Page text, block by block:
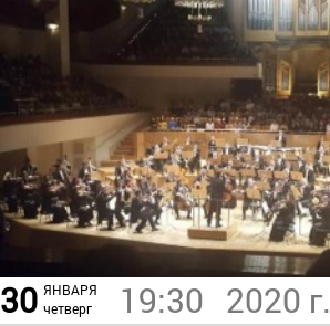
30 ЯНВАРЯ
четверг
19:30 2020 г.